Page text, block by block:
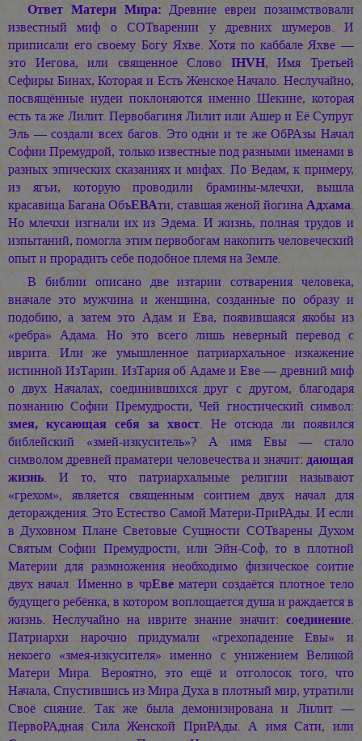
Ответ Матери Мира: Древние евреи позаимствовали
известный миф о СОТварении у древних шумеров. И
приписали его своему Богу Яхве. Хотя по каббале Яхве —
это Иегова, или священное Слово IHVH, Имя Третьей
Сефиры Бинах, Которая и Есть Женское Начало. Неслучайно,
посвящённые иудеи поклоняются именно Шекине, которая
есть та же Лилит. Первобагиня Лилит или Ашер и Её Супруг
Эль — создали всех багов. Это одни и те же ОбРАзы Начал
Софии Премудрой, только известные под разными именами в
разных эпических сказаниях и мифах. По Ведам, к примеру,
из ягьи, которую проводили брамины-млечхи, вышла
красавица Багана ОбъЕВАти, ставшая женой йогинаАдхама.
Но млечхи изгнали их из Эдема. И жизнь, полная трудов и
изпытаний, помогла этим первобогам накопить человеческий
опыт и прорадить себе подобное племя на Земле.
В библии описано две изтарии сотварения человека,
вначале это мужчина и женщина, созданные по образу и
подобию, а затем это Адам и Ева, появившаяся якобы из
«ребра» Адама. Но это всего лишь неверный перевод с
иврита. Или же умышленное патриархальное изкажение
истинной ИзТарии. ИзТария об Адаме и Еве — древний миф
о двух Началах, соединившихся друг с другом, благодаря
познанию Софии Премудрости, Чей гностический символ:
змея, кусающая себя за хвост. Не отсюда ли появился
библейский «змей-изкуситель»? А имя Евы — стало
символом древней праматери человечества и значит: дающая
жизнь. И то, что патриархальные религии называют
«грехом», является священным соитием двух начал для
детораждения. Это Естество Самой Матери-ПриРАды. И если
в Духовном Плане Световые Сущности СОТварены Духом
Святым Софии Премудрости, или Эйн-Соф, то в плотной
Материи для размножения необходимо физическое соитие
двух начал. Именно в чрЕвематери создаётся плотное тело
будущего ребёнка, в котором воплощается душа и раждается в
жизнь. Неслучайно на иврите знание значит: соединение.
Патриархи нарочно придумали «грехопадение Евы» и
некоего «змея-изкусителя» именно с унижением Великой
Матери Мира. Вероятно, это ещё и отголосок того, что
Начала, Спустившись из Мира Духа в плотный мир, утратили
Своё сияние. Так же была демонизирована и Лилит —
ПервоРАдная Сила Женской ПриРАды. А имя Сати, или